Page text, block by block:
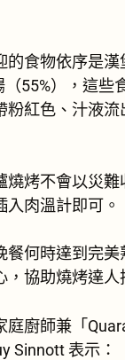
的食物依序是漢
55%），這些
粉紅色、汁液流
燒烤不會以災難
肉溫計即可。
餐何時達到完
協助燒烤達人
庭廚師兼「
Sinnott 表示：